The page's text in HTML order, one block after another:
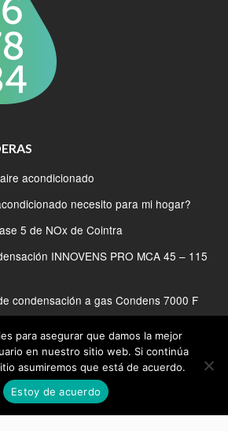
acondicionado
necesito para mi hogar?
5 de NOx de Cointra
INNOVENS PRO MCA 45 – 115
condensación a gas Condens 7000 F
DE CALDERAS EN MADRID
BLOG
para asegurar que damos la mejor
en nuestro sitio web. Si continúa
asumiremos que está de acuerdo.
Estoy de acuerdo